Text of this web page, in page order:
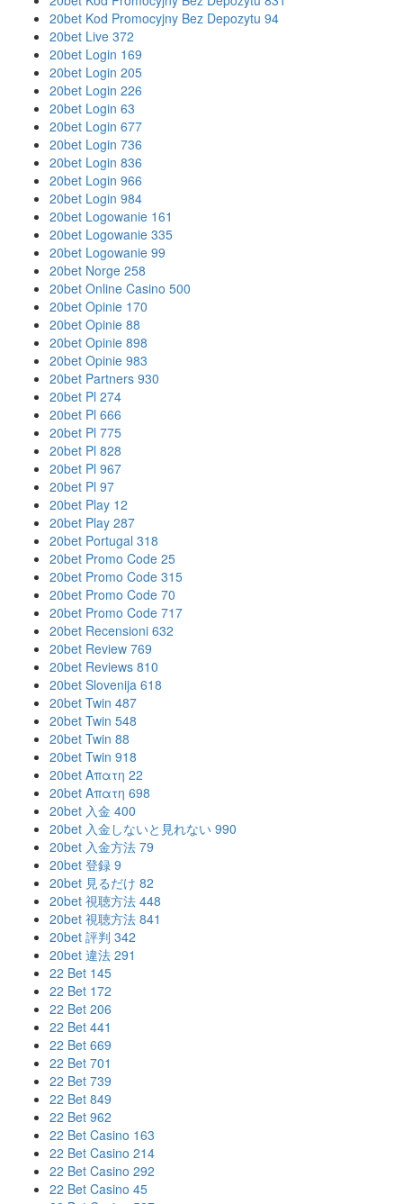
20bet Kod Promocyjny Bez Depozytu 94
20bet Live 372
20bet Login 169
20bet Login 205
20bet Login 226
20bet Login 63
20bet Login 677
20bet Login 736
20bet Login 836
20bet Login 966
20bet Login 984
20bet Logowanie 161
20bet Logowanie 335
20bet Logowanie 99
20bet Norge 258
20bet Online Casino 500
20bet Opinie 170
20bet Opinie 88
20bet Opinie 898
20bet Opinie 983
20bet Partners 930
20bet Pl 274
20bet Pl 666
20bet Pl 775
20bet Pl 828
20bet Pl 967
20bet Pl 97
20bet Play 12
20bet Play 287
20bet Portugal 318
20bet Promo Code 25
20bet Promo Code 315
20bet Promo Code 70
20bet Promo Code 717
20bet Recensioni 632
20bet Review 769
20bet Reviews 810
20bet Slovenija 618
20bet Twin 487
20bet Twin 548
20bet Twin 88
20bet Twin 918
20bet Απατη 22
20bet Απατη 698
20bet 入金 400
20bet 入金しないと見れない 990
20bet 入金方法 79
20bet 登録 9
20bet 見るだけ 82
20bet 視聴方法 448
20bet 視聴方法 841
20bet 評判 342
20bet 違法 291
22 Bet 145
22 Bet 172
22 Bet 206
22 Bet 441
22 Bet 669
22 Bet 701
22 Bet 739
22 Bet 849
22 Bet 962
22 Bet Casino 163
22 Bet Casino 214
22 Bet Casino 292
22 Bet Casino 45